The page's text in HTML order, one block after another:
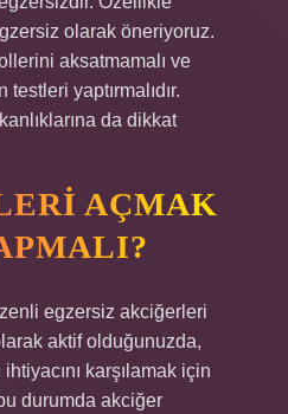
olarak öneriyoruz.
aksatmamalı ve
yaptırmalıdır.
da dikkat
AÇMAK
egzersiz akciğerleri
aktif olduğunuzda,
karşılamak için
durumda akciğer